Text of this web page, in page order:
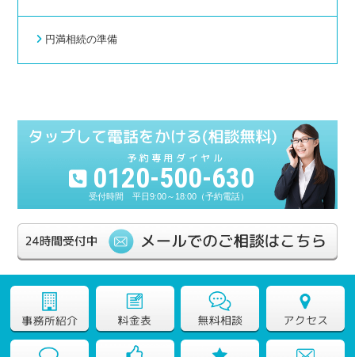
円満相続の準備
0120-500-630
平日9:00～18:00（予約電話）